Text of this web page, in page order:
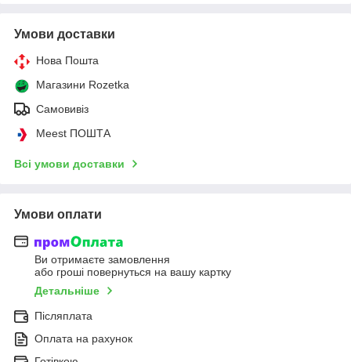
Умови доставки
Нова Пошта
Магазини Rozetka
Самовивіз
Meest ПОШТА
Всі умови доставки
Умови оплати
Ви отримаєте замовлення
або гроші повернуться на вашу картку
Детальніше
Післяплата
Оплата на рахунок